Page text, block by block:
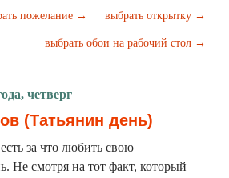
выбрать открытку →
пожелание →
выбрать обои на рабочий стол →
четверг
(Татьянин день)
за что любить свою
Не смотря на тот факт, который